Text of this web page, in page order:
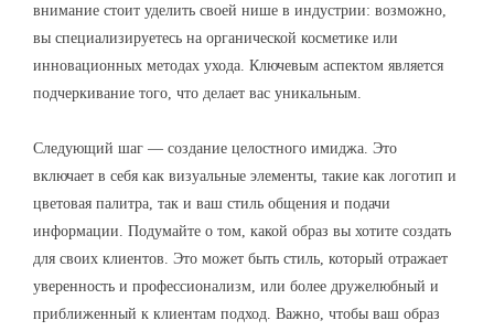
внимание стоит уделить своей нише в индустрии: возможно,
вы специализируетесь на органической косметике или
инновационных методах ухода. Ключевым аспектом является
подчеркивание того, что делает вас уникальным.
Следующий шаг — создание целостного имиджа. Это
включает в себя как визуальные элементы, такие как логотип и
цветовая палитра, так и ваш стиль общения и подачи
информации. Подумайте о том, какой образ вы хотите создать
для своих клиентов. Это может быть стиль, который отражает
уверенность и профессионализм, или более дружелюбный и
приближенный к клиентам подход. Важно, чтобы ваш образ